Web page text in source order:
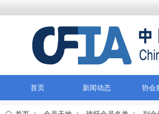
首页 新闻动态 协会